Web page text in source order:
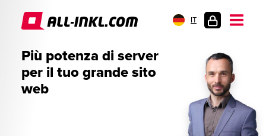
IT
CLIENTI
Più potenza di server
per il tuo grande sito
web